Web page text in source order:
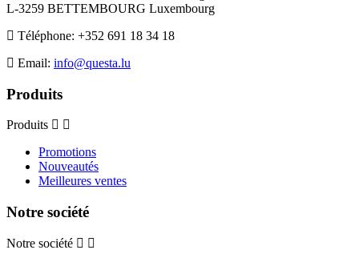
L-3259 BETTEMBOURG Luxembourg
Téléphone: +352 691 18 34 18
Email: info@questa.lu
Produits
Produits
Promotions
Nouveautés
Meilleures ventes
Notre société
Notre société